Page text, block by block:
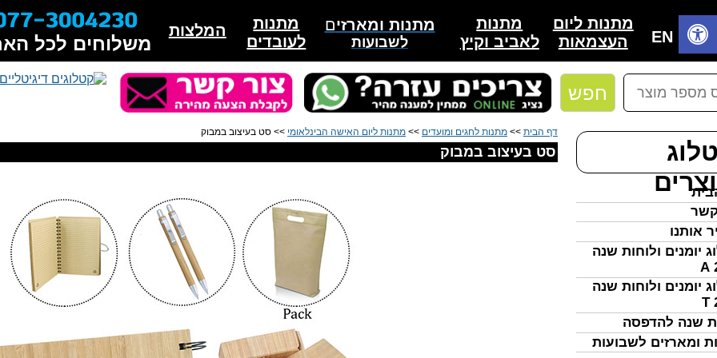
חפש
אותנו
יומנים ולוחות שנה
יומנים ולוחות שנה
שנה להדפסה
ומארזים לשבועות
EN
מתנות
לאביב וקיץ
המלצות
מתנות
לעובדים
מתנות ומארזים
לשבועות
מתנות ליום
העצמאות
משלוחים לכל
דף הבית >> מתנות לחגים ומועדים >> מתנות ליום האישה הבינלאומי >> סט בעיצוב במבוק
סט בעיצוב במבוק